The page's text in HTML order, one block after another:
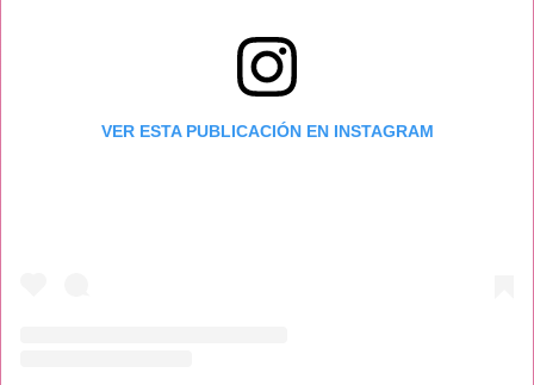
VER ESTA PUBLICACIÓN EN INSTAGRAM